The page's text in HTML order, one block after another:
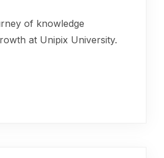
of knowledge
at Unipix University.